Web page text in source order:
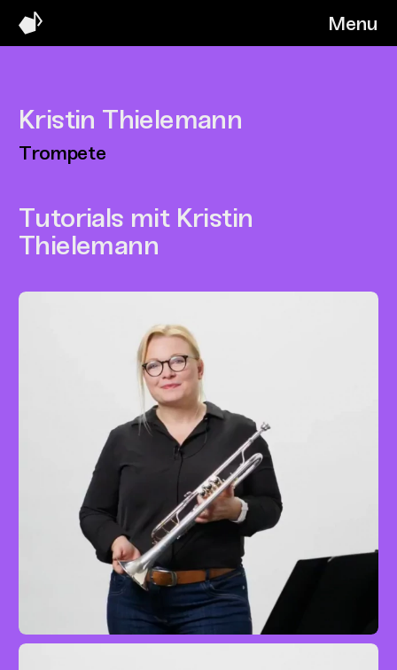
Menu
Kristin Thielemann
Trompete
Tutorials mit Kristin
Thielemann